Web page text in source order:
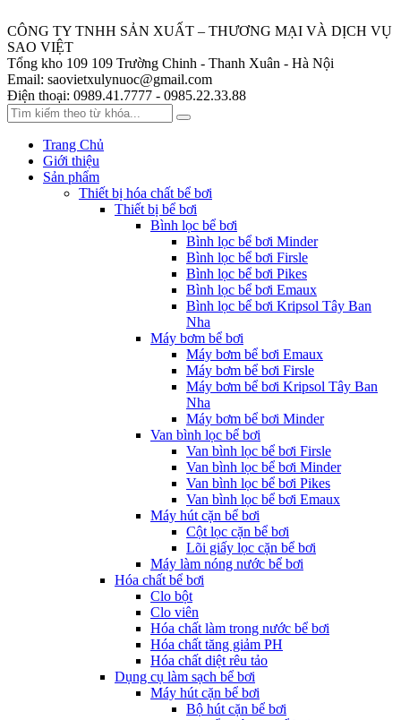
CÔNG TY TNHH SẢN XUẤT – THƯƠNG MẠI VÀ DỊCH VỤ
SAO VIỆT
Tổng kho 109 109 Trường Chinh - Thanh Xuân - Hà Nội
Email: saovietxulynuoc@gmail.com
Điện thoại: 0989.41.7777 - 0985.22.33.88
Trang Chủ
Giới thiệu
Sản phẩm
Thiết bị hóa chất bể bơi
Thiết bị bể bơi
Bình lọc bể bơi
Bình lọc bể bơi Minder
Bình lọc bể bơi Firsle
Bình lọc bể bơi Pikes
Bình lọc bể bơi Emaux
Bình lọc bể bơi Kripsol Tây Ban
Nha
Máy bơm bể bơi
Máy bơm bể bơi Emaux
Máy bơm bể bơi Firsle
Máy bơm bể bơi Kripsol Tây Ban
Nha
Máy bơm bể bơi Minder
Van bình lọc bể bơi
Van bình lọc bể bơi Firsle
Van bình lọc bể bơi Minder
Van bình lọc bể bơi Pikes
Van bình lọc bể bơi Emaux
Máy hút cặn bể bơi
Cột lọc cặn bể bơi
Lõi giấy lọc cặn bể bơi
Máy làm nóng nước bể bơi
Hóa chất bể bơi
Clo bột
Clo viên
Hóa chất làm trong nước bể bơi
Hóa chất tăng giảm PH
Hóa chất diệt rêu tảo
Dụng cụ làm sạch bể bơi
Máy hút cặn bể bơi
Bộ hút cặn bể bơi